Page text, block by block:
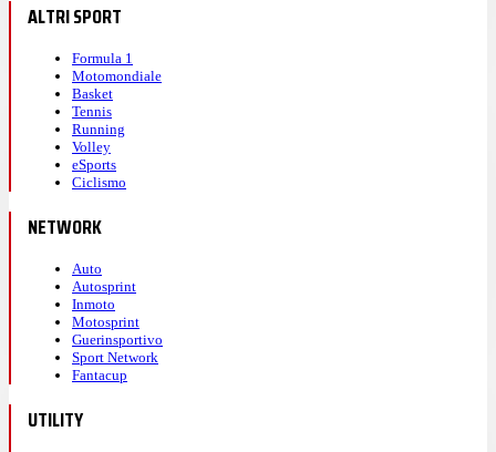
ALTRI SPORT
Formula 1
Motomondiale
Basket
Tennis
Running
Volley
eSports
Ciclismo
NETWORK
Auto
Autosprint
Inmoto
Motosprint
Guerinsportivo
Sport Network
Fantacup
UTILITY